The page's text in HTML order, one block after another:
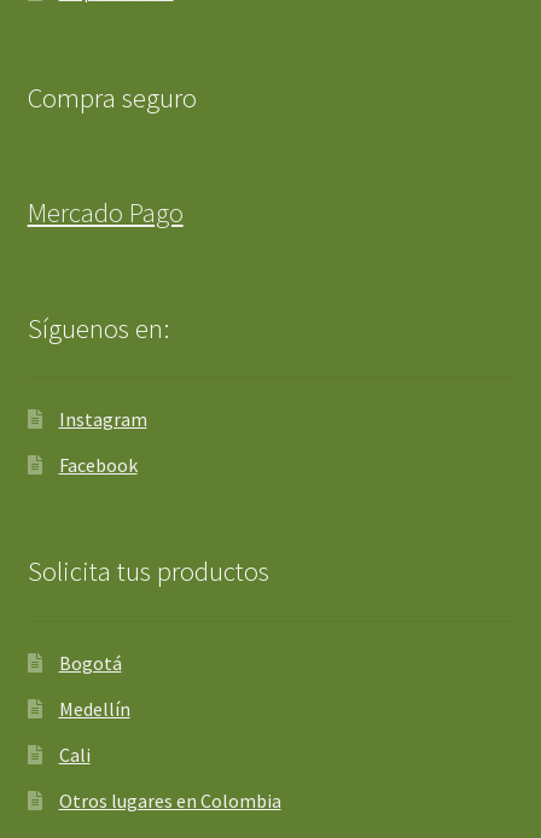
Compra seguro
Mercado Pago
Síguenos en:
Instagram
Facebook
Solicita tus productos
Bogotá
Medellín
Cali
Otros lugares en Colombia